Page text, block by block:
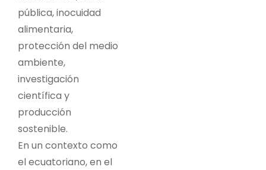
pública, inocuidad
alimentaria,
protección del medio
ambiente,
investigación
científica y
producción
sostenible.
En un contexto como
el ecuatoriano, en el